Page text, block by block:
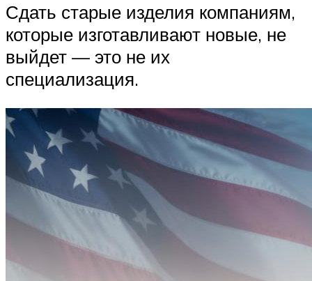
Сдать старые изделия компаниям,
которые изготавливают новые, не
выйдет — это не их
специализация.